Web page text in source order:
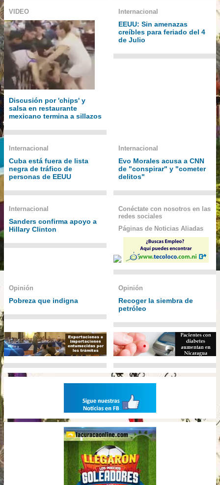
VIDEO
Discusión por 'chips' y
salsa en restaurante
mexicano termina a sillazos
Internacional
EEUU: Sin amenazas
creíbles para feriado del 4
de Julio
Internacional
Cuba está fuera de lista
negra de tráfico de
personas de EEUU
Internacional
Evo Morales acusa a CNN
de "conspirar" y "cometer
delitos"
Internacional
Sanders confirma apoyo a
Hillary Clinton
Conéctate con nosotros en las
redes sociales
Páginas de Noticias Aliadas
Opinión
Pobreza que indigna
Opinión
Recoger la siembra de
petróleo